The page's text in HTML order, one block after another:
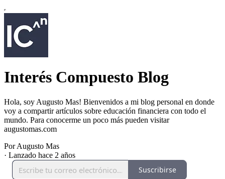
Interés Compuesto Blog
Hola, soy Augusto Mas! Bienvenidos a mi blog personal en donde
voy a compartir artículos sobre educación financiera con todo el
mundo. Para conocerme un poco más pueden visitar
augustomas.com
Por Augusto Mas
· Lanzado hace 2 años
Suscribirse